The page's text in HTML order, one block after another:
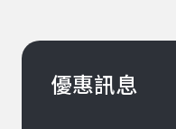
優惠訊息